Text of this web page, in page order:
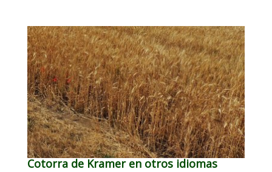
Cotorra de Kramer en otros idiomas